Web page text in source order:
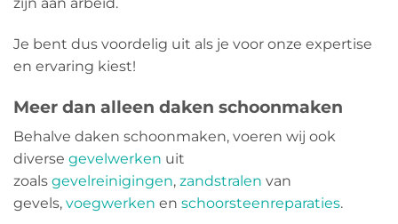
Je bent dus voordelig uit als je voor onze expertise
en ervaring kiest!
Meer dan alleen daken schoonmaken
Behalve daken schoonmaken, voeren wij ook
diverse gevelwerken uit
zoals gevelreinigingen, zandstralen van
gevels, voegwerken en schoorsteenreparaties.